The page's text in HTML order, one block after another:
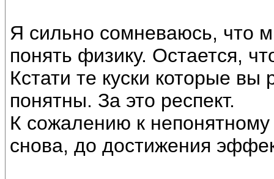
Я сильно сомневаюсь, что
понять физику. Остается,
Кстати те куски которые
понятны. За это респект.
К сожалению к
снова, до достижения